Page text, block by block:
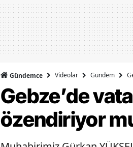
Gündemce Videolar Gündem
Gebze’de
özendiriyor